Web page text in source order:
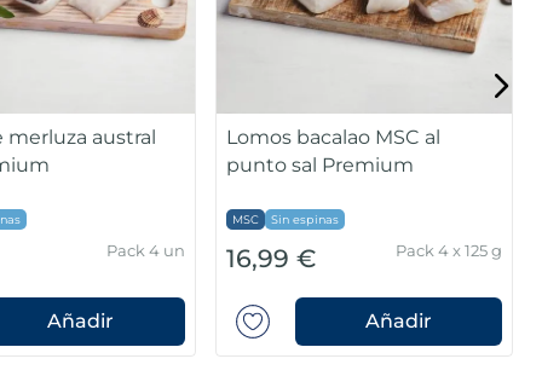
600g 3,99 € Bolsa 1 kg
Añadir
8,99 €